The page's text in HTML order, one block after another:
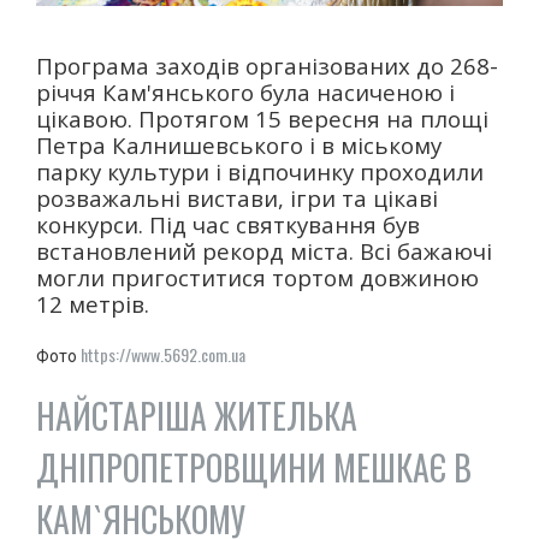
60-ТІ РОКИ
70-ТІ РОКИ
80-ТІ РОКИ
90-ТІ РОКИ
ІСТОРІЯ ОДНІЄЇ ФОТОГРАФІЇ
ІСТОРІЯ ТРАНСПОРТУ
РЕКОРДИ МІСТА
Програма заходів організованих до 268-
річчя Кам'янського була насиченою і
цікавою. Протягом 15 вересня на площі
Петра Калнишевського і в міському
парку культури і відпочинку проходили
розважальні вистави, ігри та цікаві
конкурси. Під час святкування був
встановлений рекорд міста. Всі бажаючі
могли пригоститися тортом довжиною
12 метрів.
Фото https://www.5692.com.ua
НАЙСТАРІША ЖИТЕЛЬКА
ДНІПРОПЕТРОВЩИНИ МЕШКАЄ В
КАМ`ЯНСЬКОМУ